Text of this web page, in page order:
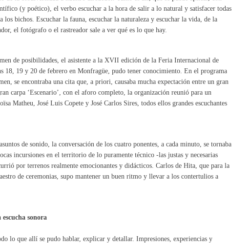
(y poético), el verbo escuchar a la hora de salir a lo natural y satisfacer todas
los bichos. Escuchar la fauna, escuchar la naturaleza y escuchar la vida, de la
el fotógrafo o el rastreador sale a ver qué es lo que hay.
de posibilidades, el asistente a la XVII edición de la Feria Internacional de
18, 19 y 20 de febrero en Monfragüe, pudo tener conocimiento. En el programa
se encontraba una cita que, a priori, causaba mucha expectación entre un gran
carpa ‘Escenario’, con el aforo completo, la organización reunió para un
Matheu, José Luis Copete y José Carlos Sires, todos ellos grandes escuchantes
de sonido, la conversación de los cuatro ponentes, a cada minuto, se tornaba
incursiones en el territorio de lo puramente técnico -las justas y necesarias
por terrenos realmente emocionantes y didácticos. Carlos de Hita, que para la
de ceremonias, supo mantener un buen ritmo y llevar a los contertulios a
sonora
lo que allí se pudo hablar, explicar y detallar. Impresiones, experiencias y